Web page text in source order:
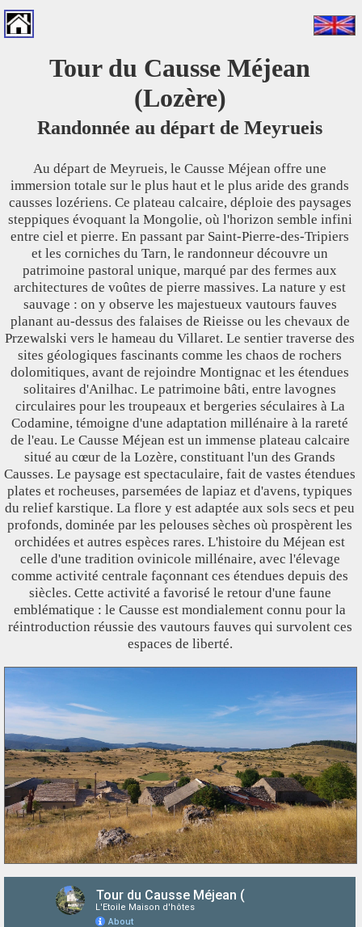
Tour du Causse Méjean
(Lozère)
Randonnée au départ de Meyrueis
Au départ de Meyrueis, le Causse Méjean offre une
immersion totale sur le plus haut et le plus aride des grands
causses lozériens. Ce plateau calcaire, déploie des paysages
steppiques évoquant la Mongolie, où l'horizon semble infini
entre ciel et pierre. En passant par Saint-Pierre-des-Tripiers
et les corniches du Tarn, le randonneur découvre un
patrimoine pastoral unique, marqué par des fermes aux
architectures de voûtes de pierre massives. La nature y est
sauvage : on y observe les majestueux vautours fauves
planant au-dessus des falaises de Rieisse ou les chevaux de
Przewalski vers le hameau du Villaret. Le sentier traverse des
sites géologiques fascinants comme les chaos de rochers
dolomitiques, avant de rejoindre Montignac et les étendues
solitaires d'Anilhac. Le patrimoine bâti, entre lavognes
circulaires pour les troupeaux et bergeries séculaires à La
Codamine, témoigne d'une adaptation millénaire à la rareté
de l'eau. Le Causse Méjean est un immense plateau calcaire
situé au cœur de la Lozère, constituant l'un des Grands
Causses. Le paysage est spectaculaire, fait de vastes étendues
plates et rocheuses, parsemées de lapiaz et d'avens, typiques
du relief karstique. La flore y est adaptée aux sols secs et peu
profonds, dominée par les pelouses sèches où prospèrent les
orchidées et autres espèces rares. L'histoire du Méjean est
celle d'une tradition ovinicole millénaire, avec l'élevage
comme activité centrale façonnant ces étendues depuis des
siècles. Cette activité a favorisé le retour d'une faune
emblématique : le Causse est mondialement connu pour la
réintroduction réussie des vautours fauves qui survolent ces
espaces de liberté.